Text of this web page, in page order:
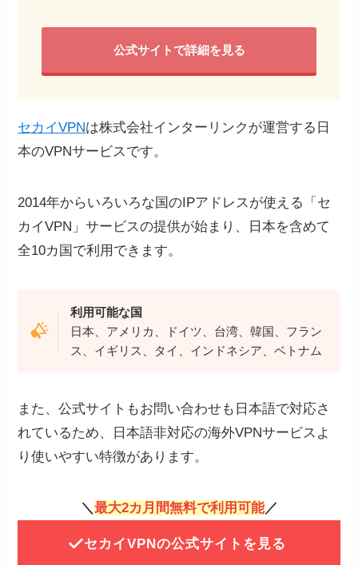
公式サイトで詳細を見る
セカイVPNは株式会社インターリンクが運営する日
本のVPNサービスです。
2014年からいろいろな国のIPアドレスが使える「セ
カイVPN」サービスの提供が始まり、日本を含めて
全10カ国で利用できます。
利用可能な国
日本、アメリカ、ドイツ、台湾、韓国、フラン
ス、イギリス、タイ、インドネシア、ベトナム
また、公式サイトもお問い合わせも日本語で対応さ
れているため、日本語非対応の海外VPNサービスよ
り使いやすい特徴があります。
＼ 最大2カ月間無料で利用可能／
セカイVPNの公式サイトを見る